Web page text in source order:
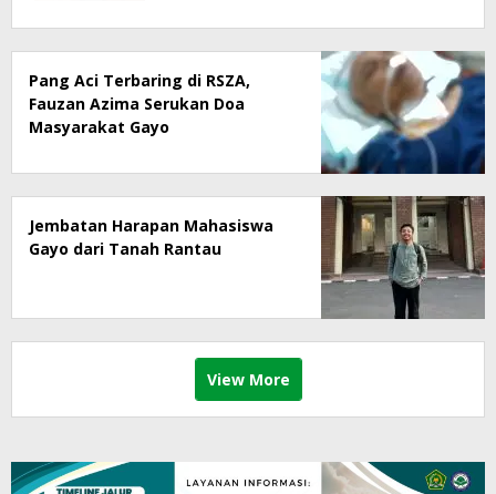
Pang Aci Terbaring di RSZA,
Fauzan Azima Serukan Doa
Masyarakat Gayo
Jembatan Harapan Mahasiswa
Gayo dari Tanah Rantau
View More